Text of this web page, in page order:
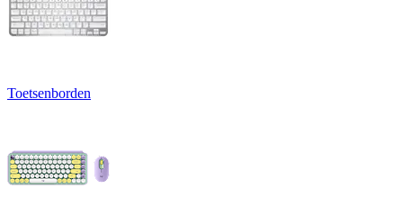
Toetsenborden